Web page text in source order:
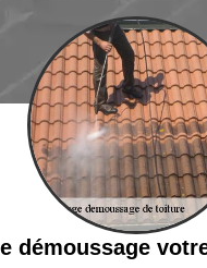
démoussage